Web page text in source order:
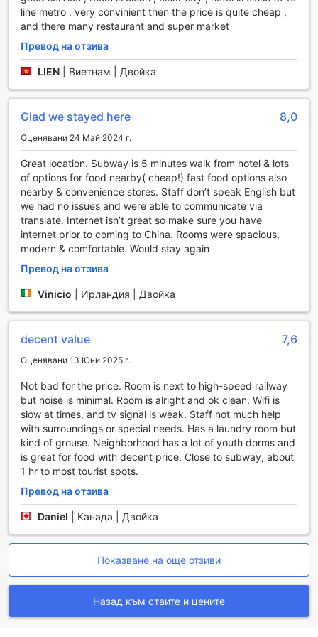
докато нашият консервант е на разположение, за да ви
помогне с всякакви запитвания и нужди по време на
престоя ви.
Безплатният Wi-Fi в стаите и обществените зони
позволява на гостите да останат свързани с близките си
или да планират следващия си ден в Пекин. За ваше
удобство, предлагаме и експресно настаняване и
ненужните опашки и да се насладите на времето си. С
ежедневното почистване на стаите и наличието на
пералня, вашият престой ще бъде не само комфортен,
но и безгрижен.
Транспортни удобства в GreenTree Inn Beijing
Chaoyang District Shilihe Subway Station Express Hotel
GreenTree Inn Beijing Chaoyang District Shilihe Subway
Station Express Hotel предлага отлични транспортни
удобства, които ще направят вашето пътуване в Пекин
още по-удобно и приятно. Хотелът разполага с
безплатен паркинг, което е идеално за гости, които
предпочитат да пътуват с личен автомобил. Със своето
стратегическо местоположение, в близост до важни
транспортни артерии, вие ще имате лесен достъп до
основните забележителности на града.
В допълнение, хотелът предлага и паркинг с такса,
който е удобен вариант за тези, които не разполагат с
предварителна резервация. Независимо от вашия
избор на транспорт, GreenTree Inn е готов да осигури
необходимите удобства, за да направи вашето пътуване
безпроблемно. Със своите транспортни възможности,
хотелът е идеалната база за разглеждане на всичко,
което Пекин може да предложи.
Удобства в стаите на GreenTree Inn Beijing Chaoyang
District Shilihe Subway Station Express Hotel
В GreenTree Inn Beijing Chaoyang District Shilihe Subway
Station Express Hotel, всяка стая е проектирана с
внимание към детайла, за да осигури максимален
комфорт и удобство на своите гости. Системата за
климатизация ще ви позволи да регулирате
температурата според вашите предпочитания, а
телевизорът с кабелна и сателитна телевизия предлага
line metro , very convinient then the price is quite cheap ,
and there many restaurant and super market
Превод на отзива
LIEN Виетнам | Двойка
Glad we stayed here 8,0
Оценявани 24 Май 2024 г.
Great location. Subway is 5 minutes walk from hotel & lots
of options for food nearby( cheap!) fast food options also
nearby & convenience stores. Staff don’t speak English but
we had no issues and were able to communicate via
translate. Internet isn’t great so make sure you have
internet prior to coming to China. Rooms were spacious,
modern & comfortable. Would stay again
Превод на отзива
Vinicio Ирландия | Двойка
decent value 7,6
Оценявани 13 Юни 2025 г.
Not bad for the price. Room is next to high-speed railway
but noise is minimal. Room is alright and ok clean. Wifi is
slow at times, and tv signal is weak. Staff not much help
with surroundings or special needs. Has a laundry room but
kind of grouse. Neighborhood has a lot of youth dorms and
is great for food with decent price. Close to subway, about
1 hr to most tourist spots.
Превод на отзива
Daniel Канада | Двойка
Показване на още отзиви
Назад към стаите и цените